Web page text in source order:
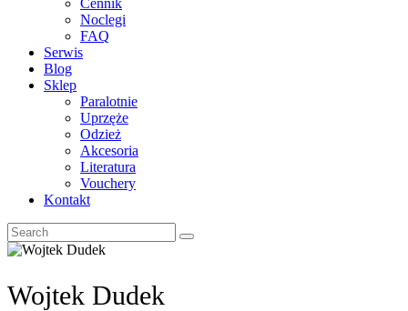
Cennik
Noclegi
FAQ
Serwis
Blog
Sklep
Paralotnie
Uprzęże
Odzież
Akcesoria
Literatura
Vouchery
Kontakt
Wojtek Dudek